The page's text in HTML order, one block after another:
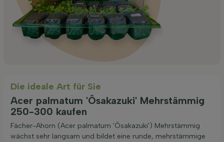
Die ideale Art für Sie
Acer palmatum 'Ôsakazuki' Mehrstämmig
250-300 kaufen
Fächer-Ahorn (Acer palmatum 'Ôsakazuki') Mehrstämmig
wächst sehr langsam und bildet eine runde, mehrstämmige